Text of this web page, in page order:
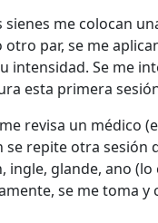
me colocan
par, se me
intensidad. Se me
esta primera
revisa un médico
se repite otra sesión
glande, ano (lo
se me toma y